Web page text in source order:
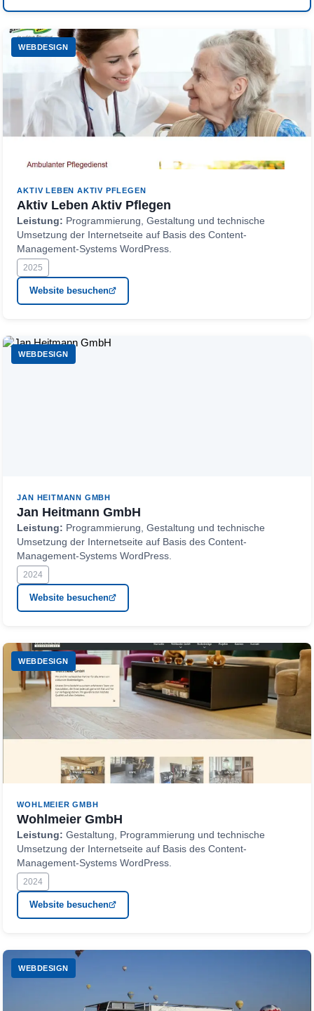
WEBDESIGN
AKTIV LEBEN AKTIV PFLEGEN
Aktiv Leben Aktiv Pflegen
Leistung: Programmierung, Gestaltung und technische
Umsetzung der Internetseite auf Basis des Content-
Management-Systems WordPress.
2025
Website besuchen
WEBDESIGN
JAN HEITMANN GMBH
Jan Heitmann GmbH
Leistung: Programmierung, Gestaltung und technische
Umsetzung der Internetseite auf Basis des Content-
Management-Systems WordPress.
2024
Website besuchen
WEBDESIGN
WOHLMEIER GMBH
Wohlmeier GmbH
Leistung: Gestaltung, Programmierung und technische
Umsetzung der Internetseite auf Basis des Content-
Management-Systems WordPress.
2024
Website besuchen
WEBDESIGN